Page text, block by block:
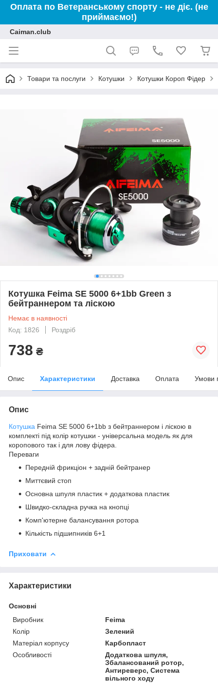
Оплата по Ветеранському спорту - не діє. (не
приймаємо!)
Caiman.club
Товари та послуги Котушки Котушки Короп Фідер
Котушка Feima SE 5000 6+1bb Green з
бейтраннером та ліскою
Немає в наявності
Код: 1826
Роздріб
738 ₴
Опис Характеристики Доставка Оплата Умови
Опис
Котушка Feima SE 5000 6+1bb з бейтраннером і ліскою в
комплекті під колір котушки - універсальна модель як для
коропового так і для лову фідера.
Переваги
Передній фрикціон + задній бейтранер
Миттєвий стоп
Основна шпуля пластик + додаткова пластик
Швидко-складна ручка на кнопці
Комп'ютерне балансування ротора
Кількість підшипників 6+1
Приховати
Характеристики
Основні
Виробник
Feima
Колір
Зелений
Матеріал корпусу
Карбопласт
Особливості
Додаткова шпуля,
Збалансований ротор,
Антиреверс, Система
вільного ходу